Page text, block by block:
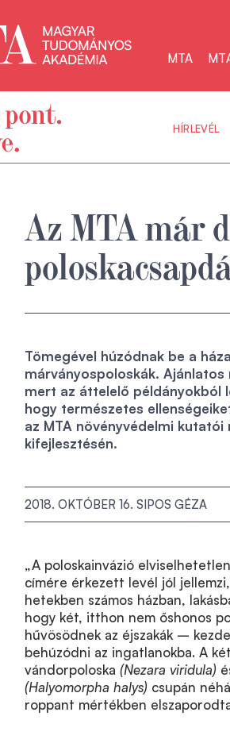
MTA
HÍRLEVÉL
Az MTA már
Tömegével húzódnak be a
márványospoloskák.
mert az áttelelő példányokból
hogy természetes
az MTA növényvédelmi
kifejlesztésén.
2018. OKTÓBER 16. SIPOS GÉZA
„A poloskainvázió
címére érkezett levél jól
hetekben számos házban,
hogy két, itthon nem őshonos
hűvösödnek az éjszakák –
behúzódni az ingatlanokba. A
vándorpoloska (Nezara viridula)
(Halyomorpha halys) csupán
roppant mértékben